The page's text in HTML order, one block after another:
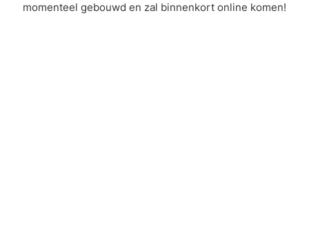
momenteel gebouwd en zal binnenkort online komen!